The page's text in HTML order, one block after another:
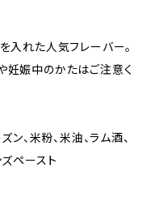
入れた人気フレーバー。
妊娠中のかたはご注意く
ン、米粉、米油、ラム酒、
ペースト